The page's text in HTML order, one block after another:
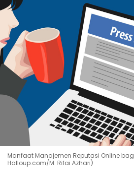
Manfaat Manajemen Reputasi Online
Halloup.com/M. Rifai Azhari)